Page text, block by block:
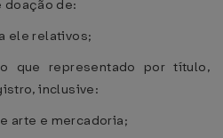
doação de:
ele relativos;
que representado por título,
inclusive:
arte e mercadoria;